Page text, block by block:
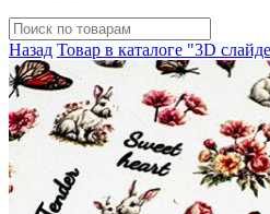
Назад Товар в каталоге "3D